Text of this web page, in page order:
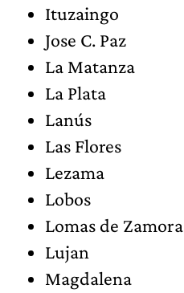
Ituzaingo
Jose C. Paz
La Matanza
La Plata
Lanús
Las Flores
Lezama
Lobos
Lomas de Zamora
Lujan
Magdalena